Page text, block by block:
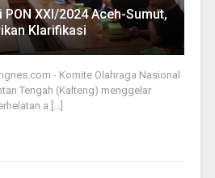
XXI/2024 Aceh-Sumut,
Klarifikasi
- Komite Olahraga Nasional
Tengah (Kalteng) menggelar
a [...]